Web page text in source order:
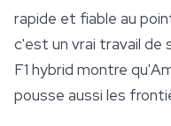
rapide et fiable au
c'est un vrai travail de
F1 hybrid montre
pousse aussi les